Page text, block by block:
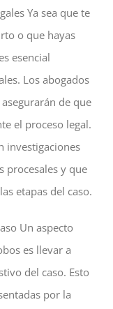
Ya sea que te
o que hayas
esencial
Los abogados
de que
el proceso legal.
investigaciones
procesales y que
etapas del caso.
Un aspecto
es llevar a
del caso. Esto
por la